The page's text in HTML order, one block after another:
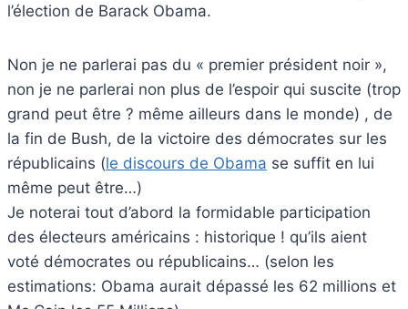
l’élection de Barack Obama.
Non je ne parlerai pas du « premier président noir »,
non je ne parlerai non plus de l’espoir qui suscite (trop
grand peut être ? même ailleurs dans le monde) , de
la fin de Bush, de la victoire des démocrates sur les
républicains (le discours de Obama se suffit en lui
même peut être…)
Je noterai tout d’abord la formidable participation
des électeurs américains : historique ! qu’ils aient
voté démocrates ou républicains… (selon les
estimations: Obama aurait dépassé les 62 millions et